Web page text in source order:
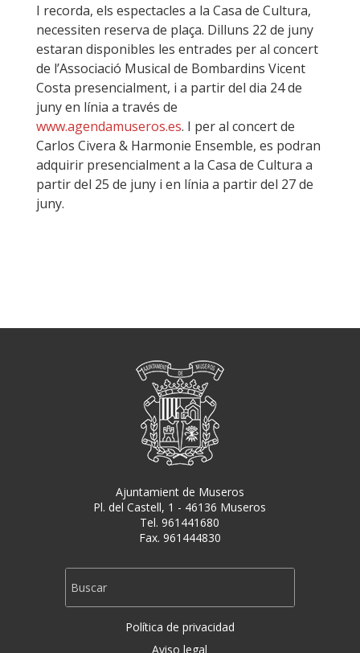
I recorda, els espectacles a la Casa de Cultura,
necessiten reserva de plaça. Dilluns 22 de juny
estaran disponibles les entrades per al concert
de l’Associació Musical de Bombardins Vicent
Costa presencialment, i a partir del dia 24 de
juny en línia a través de
www.agendamuseros.es. I per al concert de
Carlos Civera & Harmonie Ensemble, es podran
adquirir presencialment a la Casa de Cultura a
partir del 25 de juny i en línia a partir del 27 de
juny.
Ajuntamient de Museros
Pl. del Castell, 1 - 46136 Museros
Tel. 961441680
Fax. 961444830
Política de privacidad
Aviso legal